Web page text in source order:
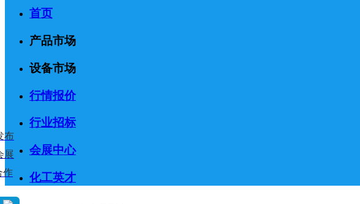
首页
产品市场
设备市场
行情报价
行业招标
会展中心
化工英才
布
展
作